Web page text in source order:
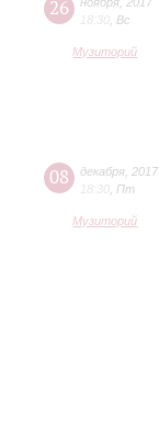
26
18:30 Вс
Музиторий
08 декабря 2017
18:30 Пт
Музиторий